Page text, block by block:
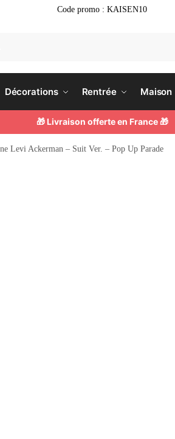
Code promo : KAISEN10
Décorations Rentrée Maison
🎁 Livraison offerte en France 🎁
Levi Ackerman – Suit Ver. – Pop Up Parade